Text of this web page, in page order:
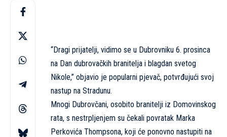
“Dragi prijatelji, vidimo se u Dubrovniku 6. prosinca
na Dan dubrovačkih branitelja i blagdan svetog
Nikole,” objavio je popularni pjevač, potvrđujući svoj
nastup na Stradunu.
Mnogi Dubrovčani, osobito branitelji iz Domovinskog
rata, s nestrpljenjem su čekali povratak Marka
Perkovića Thompsona, koji će ponovno nastupiti na